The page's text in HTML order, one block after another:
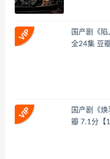
国产剧《
全24集 豆
国产剧《
瓣 7.1分【